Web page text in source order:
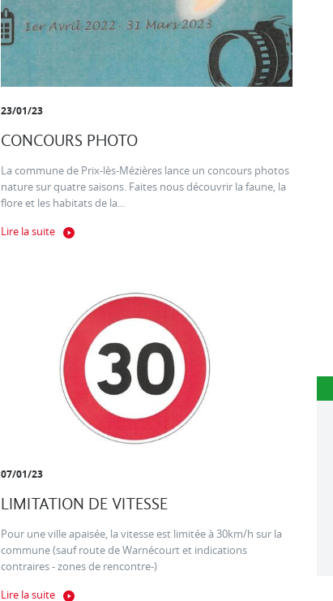
23/01/23
CONCOURS PHOTO
La commune de Prix-lès-Mézières lance un concours photos
nature sur quatre saisons. Faites nous découvrir la faune, la
flore et les habitats de la...
Lire la suite
07/01/23
LIMITATION DE VITESSE
Pour une ville apaisée, la vitesse est limitée à 30km/h sur la
commune (sauf route de Warnécourt et indications
contraires - zones de rencontre-)
Lire la suite